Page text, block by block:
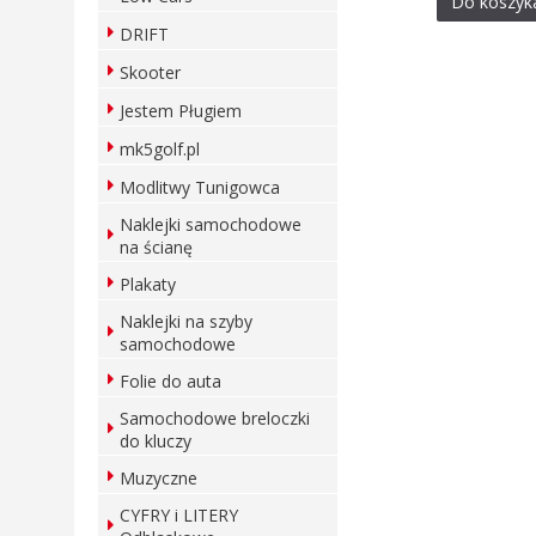
DRIFT
Skooter
Jestem Pługiem
mk5golf.pl
Modlitwy Tunigowca
Naklejki samochodowe
na ścianę
Plakaty
Naklejki na szyby
samochodowe
Folie do auta
Samochodowe breloczki
do kluczy
Muzyczne
CYFRY i LITERY